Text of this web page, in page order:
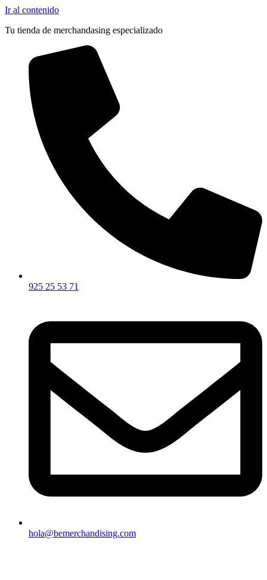
Ir al contenido
Tu tienda de merchandasing especializado
925 25 53 71
hola@bemerchandising.com